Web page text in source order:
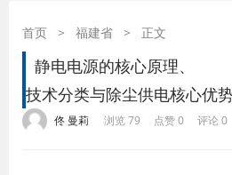
首页 > 福建省 > 正文
静电电源的核心原理、
技术分类与除尘供电核心优
佟 曼莉 浏览 79 点赞 0 评论 0